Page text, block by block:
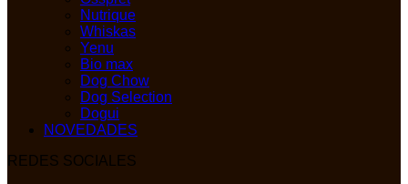
Nutrique
Whiskas
Yenu
Bio max
Dog Chow
Dog Selection
Dogui
NOVEDADES
REDES SOCIALES